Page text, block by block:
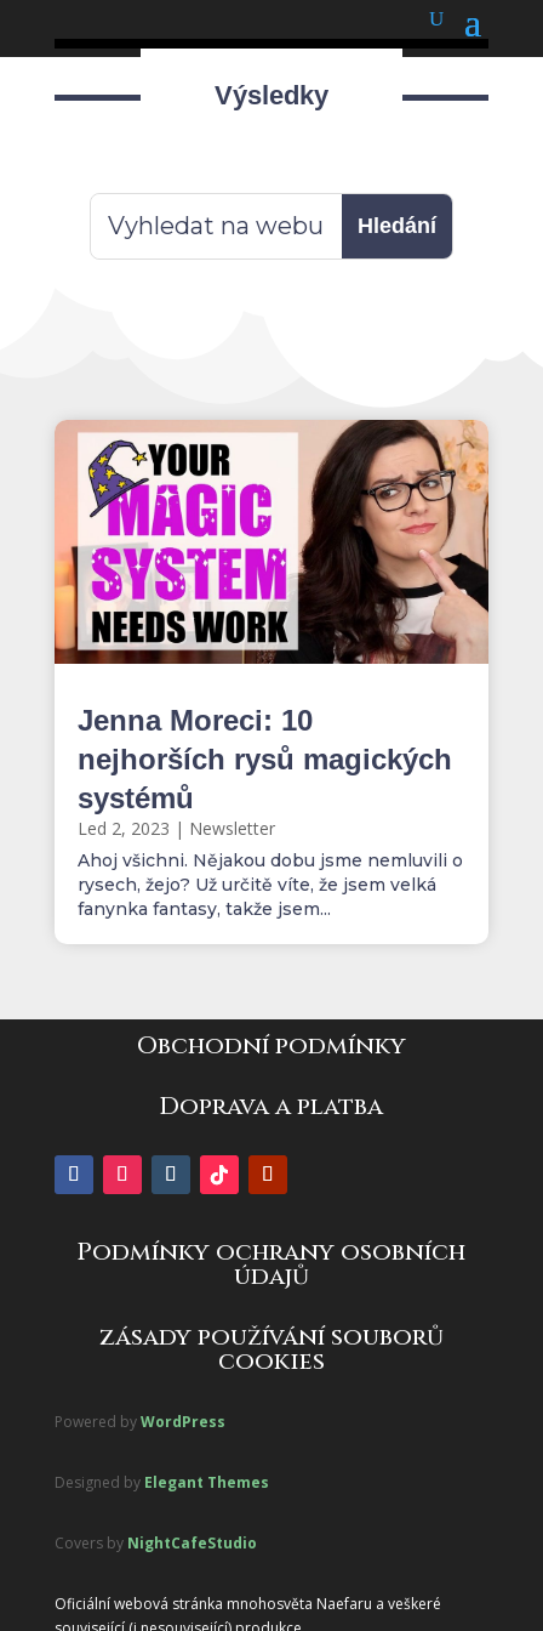
Výsledky
Jenna Moreci: 10
nejhorších rysů magických
systémů
Led 2, 2023 | Newsletter
Ahoj všichni. Nějakou dobu jsme nemluvili o
rysech, žejo? Už určitě víte, že jsem velká
fanynka fantasy, takže jsem...
Obchodní podmínky
Doprava a platba
Podmínky ochrany osobních
údajů
zásady používání souborů
cookies
Powered byWordPress
Designed by Elegant Themes
Covers by NightCafeStudio
Oficiální webová stránka mnohosvěta Naefaru a veškeré